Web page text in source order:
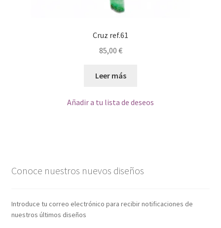
Cruz ref.61
85,00 €
Leer más
Añadir a tu lista de deseos
Conoce nuestros nuevos diseños
Introduce tu correo electrónico para recibir notificaciones de
nuestros últimos diseños